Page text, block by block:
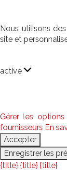
Nous utilisons
site et
activé
Gérer les options
fournisseurs En
Accepter
Enregistrer les
{title} {title} {title}